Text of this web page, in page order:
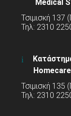
Medical
Τσιμισκή 137
Τηλ: 2310
Τσιμισκή 135
Τηλ: 2310